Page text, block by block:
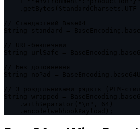
String standard =
String urlSafe =
String noPad =